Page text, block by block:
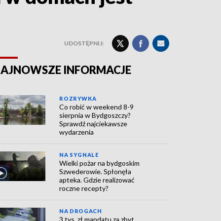
UDOSTĘPNIJ:
INFORMACJE
ROZRYWKA
Co robić w weekend 8-9
sierpnia w Bydgoszczy?
Sprawdź najciekawsze
wydarzenia
NA SYGNALE
Wielki pożar na bydgoskim
Szwederowie. Spłonęła
apteka. Gdzie realizować
roczne recepty?
NA DROGACH
3 tys. zł mandatu za zbyt